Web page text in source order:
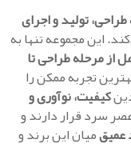
طراحی، تولید و اجرای
این مجموعه تنها به
از مرحله طراحی تا
تجربه ممکن را
کیفیت، نوآوری و
سرد قرار دارند و
عمیقمیان این برند و